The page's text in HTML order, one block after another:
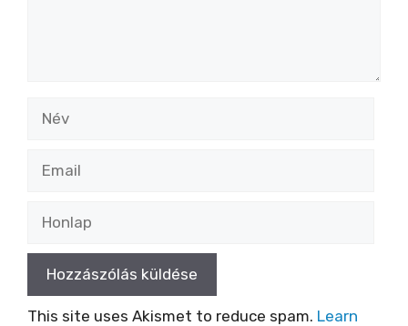
This site uses Akismet to reduce spam. Learn